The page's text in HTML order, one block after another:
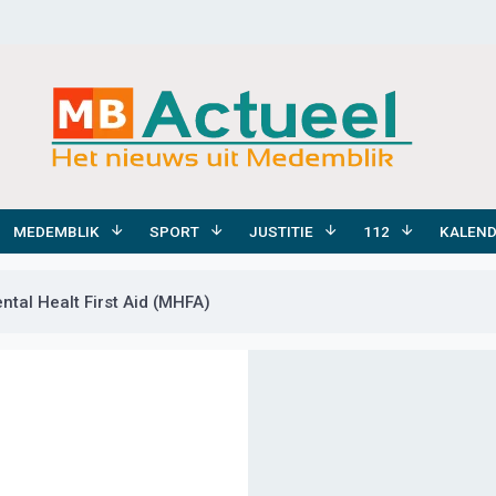
MEDEMBLIK SPORT JUSTITIE 112
Healt First Aid (MHFA)